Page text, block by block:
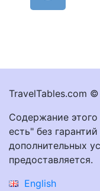
TravelTables.com
Содержание этого
есть" без
дополнительных
предоставляется.
English